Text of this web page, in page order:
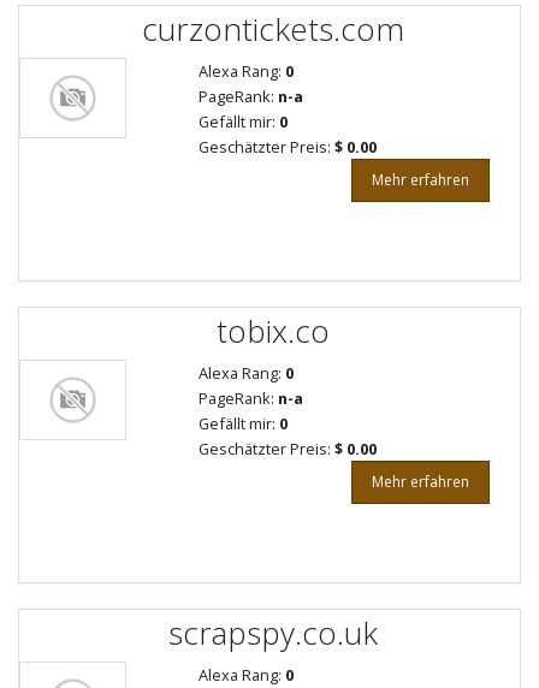
curzontickets.com
Alexa Rang: 0
PageRank: n-a
Gefällt mir: 0
Geschätzter Preis: $ 0.00
Mehr erfahren
tobix.co
Alexa Rang: 0
PageRank: n-a
Gefällt mir: 0
Geschätzter Preis: $ 0.00
Mehr erfahren
scrapspy.co.uk
Alexa Rang: 0